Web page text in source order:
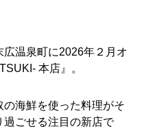
温泉町に2026年２月オ
本店』。
海鮮を使った料理がそ
過ごせる注目の新店で